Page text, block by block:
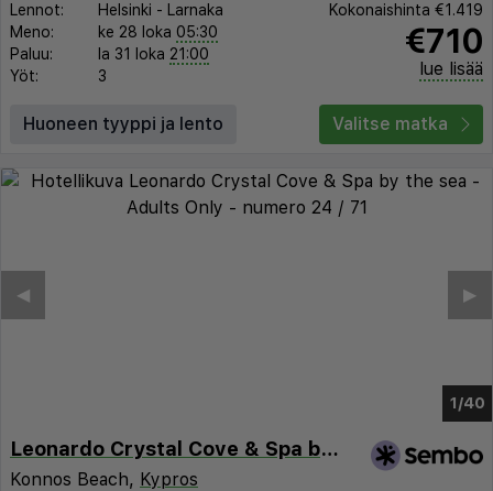
Lennot: Helsinki -
Larnaka
Meno:
ke 28 loka 05:30
Paluu:
la 31 loka 21:00
Yöt:
3
Kokonaishinta €1.419
€710
lue lisää
Huoneen tyyppi ja lento Valitse matka
1/35
▶︎
◀︎
Leonardo Crystal Cove & Spa by the sea - Adults Only
Konnos Beach, Kypros